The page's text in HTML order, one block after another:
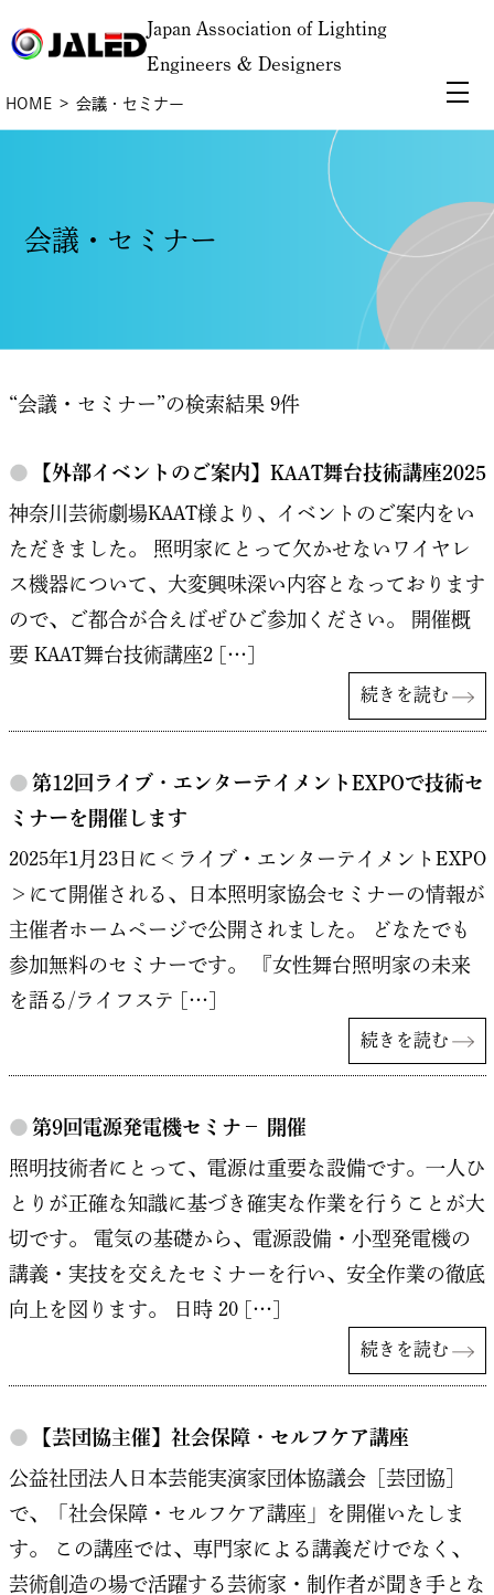
Japan Association of Lighting
Engineers & Designers
HOME 会議・セミナー
会議・セミナー
“会議・セミナー”の検索結果 9件
● 【外部イベントのご案内】KAAT舞台技術講座2025
神奈川芸術劇場KAAT様より、イベントのご案内をい
ただきました。 照明家にとって欠かせないワイヤレ
ス機器について、大変興味深い内容となっております
ので、ご都合が合えばぜひご参加ください。 開催概
要 KAAT舞台技術講座2 […]
続きを読む
● 第12回ライブ・エンターテイメントEXPOで技術セ
ミナーを開催します
2025年1月23日に＜ライブ・エンターテイメントEXPO
＞にて開催される、日本照明家協会セミナーの情報が
主催者ホームページで公開されました。 どなたでも
参加無料のセミナーです。 『女性舞台照明家の未来
を語る/ライフステ […]
続きを読む
● 第9回電源発電機セミナ－ 開催
照明技術者にとって、電源は重要な設備です。一人ひ
とりが正確な知識に基づき確実な作業を行うことが大
切です。 電気の基礎から、電源設備・小型発電機の
講義・実技を交えたセミナーを行い、安全作業の徹底
向上を図ります。 日時 20 […]
続きを読む
● 【芸団協主催】社会保障・セルフケア講座
公益社団法人日本芸能実演家団体協議会［芸団協］
で、「社会保障・セルフケア講座」を開催いたしま
す。 この講座では、専門家による講義だけでなく、
芸術創造の場で活躍する芸術家・制作者が聞き手とな